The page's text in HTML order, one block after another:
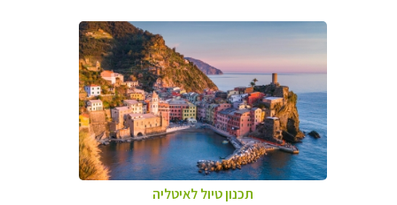
תכנון טיול לאיטליה